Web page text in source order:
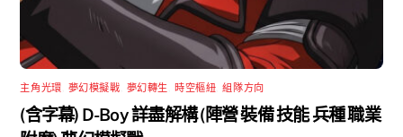
主角光環 夢幻模擬戰 夢幻轉生 時空樞紐 ,組隊方向
(含字幕) D-Boy 詳盡解構 (陣營 裝備 技能 兵種 職業